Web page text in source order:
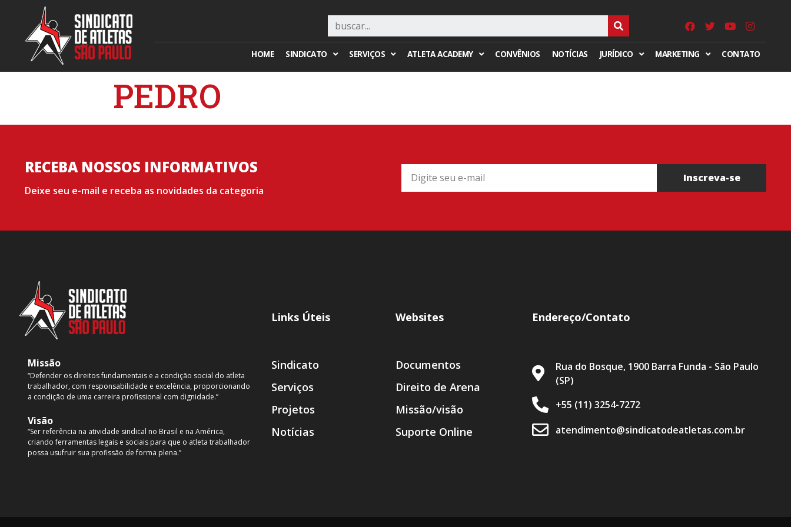
HOME SINDICATO SERVIÇOS ATLETA ACADEMY CONVÊNIOS NOTÍCIAS JURÍDICO MARKETING CONTATO
PEDRO
RECEBA NOSSOS INFORMATIVOS
Deixe seu e-mail e receba as novidades da categoria
Inscreva-se
Missão
“Defender os direitos fundamentais e a condição social do atleta
trabalhador, com responsabilidade e excelência, proporcionando
a condição de uma carreira profissional com dignidade.”
Visão
“Ser referência na atividade sindical no Brasil e na América,
criando ferramentas legais e sociais para que o atleta trabalhador
possa usufruir sua profissão de forma plena.”
Links Úteis
Sindicato
Serviços
Projetos
Notícias
Websites
Documentos
Direito de Arena
Missão/visão
Suporte Online
Endereço/Contato
Rua do Bosque, 1900 Barra Funda - São Paulo
(SP)
+55 (11) 3254-7272
atendimento@sindicatodeatletas.com.br